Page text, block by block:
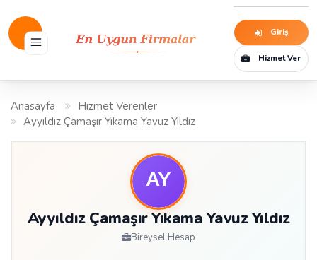
Giriş
Hizmet Ver
Anasayfa
Hizmet Verenler
Ayyıldız Çamaşır Yıkama Yavuz Yıldız
Ayyıldız Çamaşır Yıkama Yavuz Yıldız
Bireysel Hesap